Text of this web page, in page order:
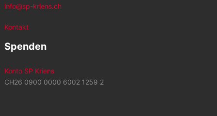
info@sp-kriens.ch
Kontakt
Spenden
Konto SP Kriens
CH26 0900 0000 6002 1259 2